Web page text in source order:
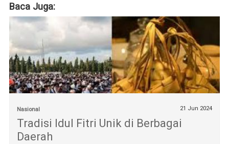
Baca Juga:
Nasional 21 Jun 2024
Tradisi Idul Fitri Unik di Berbagai
Daerah